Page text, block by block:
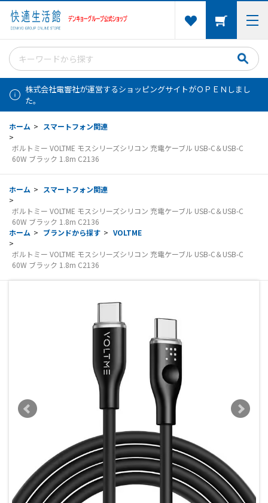
株式会社電響社が運営するショッピングサイトがＯＰＥＮしまし
た。
ホーム >
スマートフォン関連
>
ボルトミー VOLTME モスシリーズシリコン 充電ケーブル USB-C＆USB-C
60W ブラック 1.8m C2136
ホーム >
スマートフォン関連
>
ボルトミー VOLTME モスシリーズシリコン 充電ケーブル USB-C＆USB-C
60W ブラック 1.8m C2136
ホーム > ブランドから探す > VOLTME
>
ボルトミー VOLTME モスシリーズシリコン 充電ケーブル USB-C＆USB-C
60W ブラック 1.8m C2136